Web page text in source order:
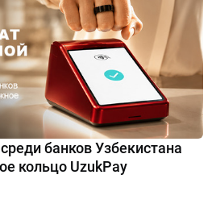
банков Узбекистана
кольцо UzukPay